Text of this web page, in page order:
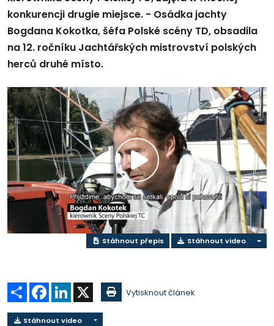
konkurencji drugie miejsce. - Osádka jachty
Bogdana Kokotka, šéfa Polské scény TD, obsadila
na 12. ročníku Jachtářských mistrovství polských
herců druhé místo.
Přehrát
video
Stáhnout přepis Stáhnout video
Sdílet Facebook
LinkedIn Vytisknout článek
Stáhnout video